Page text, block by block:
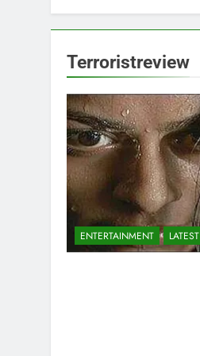
Terroristreview
ENTERTAINMENT LATEST